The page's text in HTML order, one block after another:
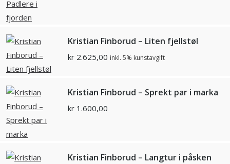
Kristian Finborud – Liten fjellstøl
kr 2.625,00 inkl. 5% kunstavgift
Kristian Finborud – Sprekt par i marka
kr 1.600,00
Kristian Finborud – Langtur i påsken